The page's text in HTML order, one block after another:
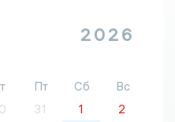
2026
Пт Сб
Вс
31 1
2